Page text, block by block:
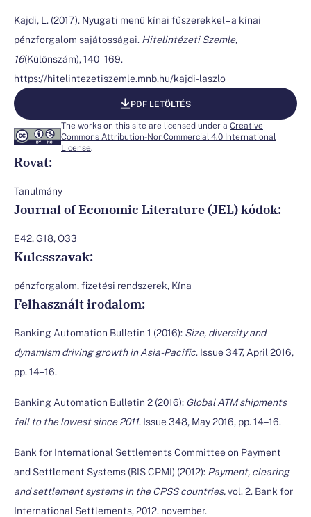
Kajdi, L. (2017). Nyugati menü kínai fűszerekkel – a kínai
pénzforgalom sajátosságai. Hitelintézeti Szemle,
16(Különszám), 140–169.
https://hitelintezetiszemle.mnb.hu/kajdi-laszlo
PDF LETÖLTÉS
The works on this site are licensed under a Creative
Commons Attribution-NonCommercial 4.0 International
License.
Rovat:
Tanulmány
Journal of Economic Literature (JEL) kódok:
E42, G18, O33
Kulcsszavak:
pénzforgalom, fizetési rendszerek, Kína
Felhasznált irodalom:
Banking Automation Bulletin 1 (2016): Size, diversity and
dynamism driving growth in Asia-Pacific. Issue 347, April 2016,
pp. 14–16.
Banking Automation Bulletin 2 (2016): Global ATM shipments
fall to the lowest since 2011. Issue 348, May 2016, pp. 14–16.
Bank for International Settlements Committee on Payment
and Settlement Systems (BIS CPMI) (2012): Payment, clearing
and settlement systems in the CPSS countries,vol. 2. Bank for
International Settlements, 2012. november.